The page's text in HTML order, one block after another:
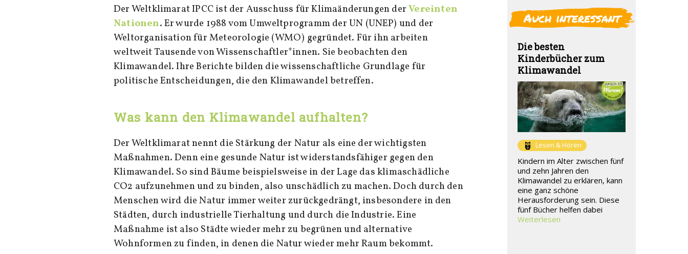
Der Weltklimarat IPCC ist der Ausschuss für Klimaänderungen derVereinten
Nationen. Er wurde 1988 vom Umweltprogramm der UN (UNEP) und der
Weltorganisation für Meteorologie (WMO) gegründet. Für ihn arbeiten
weltweit Tausende von Wissenschaftler*innen. Sie beobachten den
Klimawandel. Ihre Berichte bilden die wissenschaftliche Grundlage für
politische Entscheidungen, die den Klimawandel betreffen.
Was kann den Klimawandel aufhalten?
Der Weltklimarat nennt die Stärkung der Natur als eine der wichtigsten
Maßnahmen. Denn eine gesunde Natur ist widerstandsfähiger gegen den
Klimawandel. So sind Bäume beispielsweise in der Lage das klimaschädliche
CO2 aufzunehmen und zu binden, also unschädlich zu machen. Doch durch den
Menschen wird die Natur immer weiter zurückgedrängt, insbesondere in den
Städten, durch industrielle Tierhaltung und durch die Industrie. Eine
Maßnahme ist also Städte wieder mehr zu begrünen und alternative
Wohnformen zu finden, in denen die Natur wieder mehr Raum bekommt.
Auch interessant
Die besten
Kinderbücher zum
Klimawandel
Lesen & Hören
Kindern im Alter zwischen fünf
und zehn Jahren den
Klimawandel zu erklären, kann
eine ganz schöne
Herausforderung sein. Diese
fünf Bücher helfen dabei
Weiterlesen